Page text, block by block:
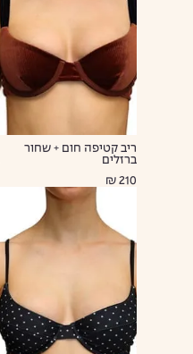
ריב קטיפה חום + שחור
ברזלים
210 ₪